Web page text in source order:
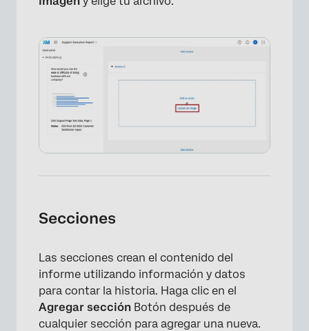
Secciones
Las secciones crean el contenido del
informe utilizando información y datos
para contar la historia. Haga clic en el
Agregar sección Botón después de
cualquier sección para agregar una nueva.